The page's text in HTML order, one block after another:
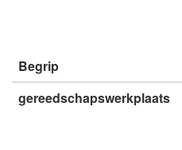
Begrip
gereedschapswerkplaats